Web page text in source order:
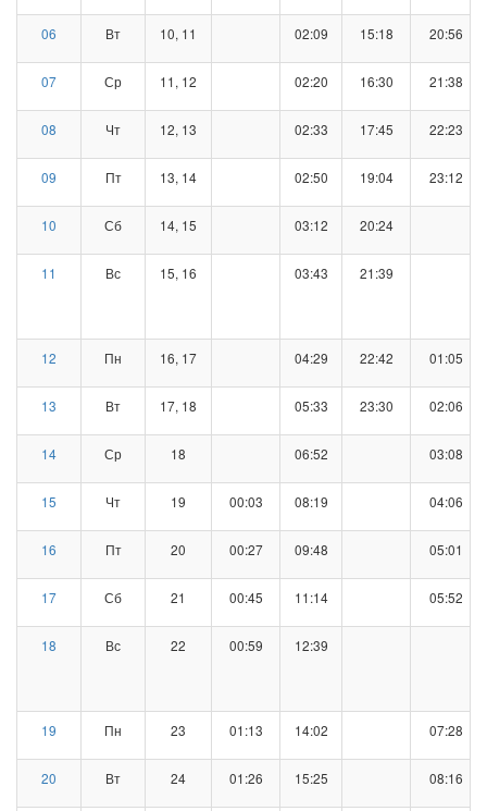
06 Вт 10, 11 02:09 15:18 20:56
07 Ср 11, 12 02:20 16:30 21:38
08 Чт 12, 13 02:33 17:45 22:23
09 Пт 13, 14 02:50 19:04 23:12
10 Сб 14, 15 03:12 20:24
11 Вс 15, 16 03:43 21:39
12 Пн 16, 17 04:29 22:42 01:05
13 Вт 17, 18 05:33 23:30 02:06
14 Ср 18 06:52 03:08
15 Чт 19 00:03 08:19 04:06
16 Пт 20 00:27 09:48 05:01
17 Сб 21 00:45 11:14 05:52
18 Вс 22 00:59 12:39
19 Пн 23 01:13 14:02 07:28
20 Вт 24 01:26 15:25 08:16